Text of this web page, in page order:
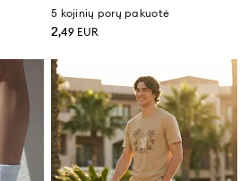
5 kojinių porų pakuotė
2,49 EUR